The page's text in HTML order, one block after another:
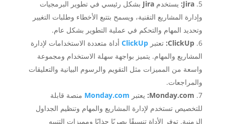
Jira: يستخدم Jira بشكل رئيسي في تطوير البرمجيات
وإدارة المشاريع التقنية، ويسمح بتتبع الأخطاء وطلبات التغيير
وتحديد المهام والتحكم في عملية التطوير بشكل عام.
ClickUp: تعتبر ClickUpأداة متعددة الاستخدامات لإدارة
المشاريع والمهام. يتميز بواجهة سهلة الاستخدام ومجموعة
واسعة من المميزات مثل التقويم والرسوم البيانية والتعليقات
والمراجعات.
Monday.com: يعتبر Monday.com منصة قابلة
للتخصيص تستخدم لإدارة المشاريع والمهام وتنظيم الجداول
الزمنية. توفر الأداة تنسيقًا بصريًا جذابًا ومميزات التنبيه